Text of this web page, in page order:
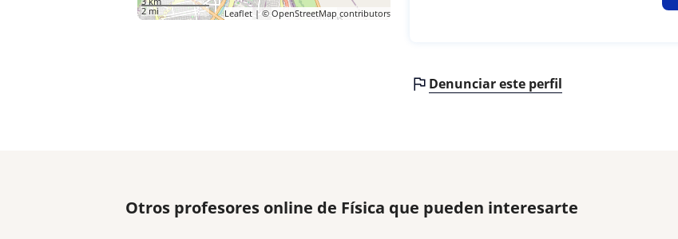
2 mi
Leaflet | ©OpenStreetMap contributors
Denunciar este perfil
Otros profesores online de Física que pueden interesarte